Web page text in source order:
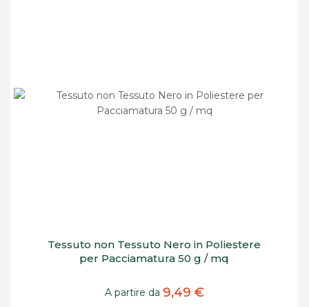
Tessuto non Tessuto Nero in Poliestere
per Pacciamatura 50 g / mq
A partire da 9,49 €